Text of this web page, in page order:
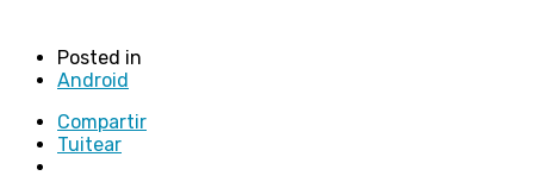
Posted in
Android
Compartir
Tuitear